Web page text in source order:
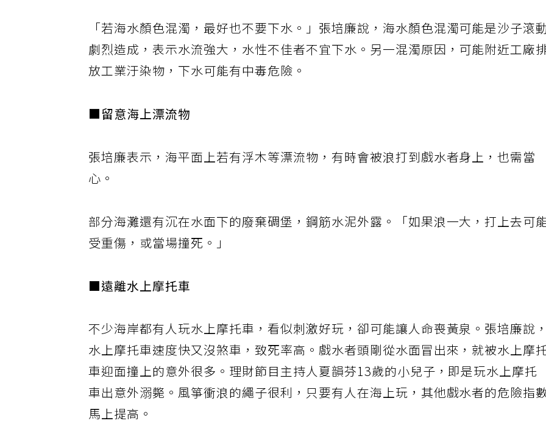
「若海水顏色混濁，最好也不要下水。」張培廉說，海水顏色混濁可能是沙子滾
劇烈造成，表示水流強大，水性不佳者不宜下水。另一混濁原因，可能附近工廠
放工業汙染物，下水可能有中毒危險。
■留意海上漂流物
張培廉表示，海平面上若有浮木等漂流物，有時會被浪打到戲水者身上，也需當
心。
部分海灘還有沉在水面下的廢棄碉堡，鋼筋水泥外露。「如果浪一大，打上去可
受重傷，或當場撞死。」
■遠離水上摩托車
不少海岸都有人玩水上摩托車，看似刺激好玩，卻可能讓人命喪黃泉。張培廉說，
水上摩托車速度快又沒煞車，致死率高。戲水者頭剛從水面冒出來，就被水上摩
車迎面撞上的意外很多。理財節目主持人夏韻芬13歲的小兒子，即是玩水上摩托
車出意外溺斃。風箏衝浪的繩子很利，只要有人在海上玩，其他戲水者的危險指
馬上提高。